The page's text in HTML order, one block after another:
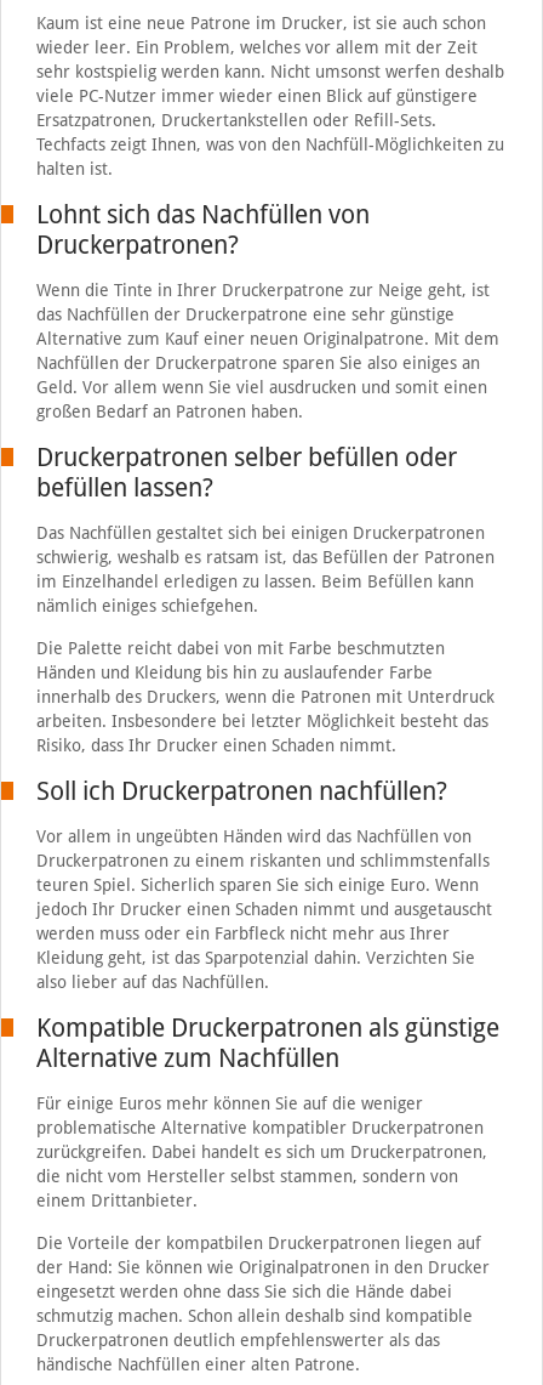
Kaum ist eine neue Patrone im Drucker, ist sie auch schon
wieder leer. Ein Problem, welches vor allem mit der Zeit
sehr kostspielig werden kann. Nicht umsonst werfen deshalb
viele PC-Nutzer immer wieder einen Blick auf günstigere
Ersatzpatronen, Druckertankstellen oder Refill-Sets.
Techfacts zeigt Ihnen, was von den Nachfüll-Möglichkeiten zu
halten ist.
Lohnt sich das Nachfüllen von
Druckerpatronen?
Wenn die Tinte in Ihrer Druckerpatrone zur Neige geht, ist
das Nachfüllen der Druckerpatrone eine sehr günstige
Alternative zum Kauf einer neuen Originalpatrone. Mit dem
Nachfüllen der Druckerpatrone sparen Sie also einiges an
Geld. Vor allem wenn Sie viel ausdrucken und somit einen
großen Bedarf an Patronen haben.
Druckerpatronen selber befüllen oder
befüllen lassen?
Das Nachfüllen gestaltet sich bei einigen Druckerpatronen
schwierig, weshalb es ratsam ist, das Befüllen der Patronen
im Einzelhandel erledigen zu lassen. Beim Befüllen kann
nämlich einiges schiefgehen.
Die Palette reicht dabei von mit Farbe beschmutzten
Händen und Kleidung bis hin zu auslaufender Farbe
innerhalb des Druckers, wenn die Patronen mit Unterdruck
arbeiten. Insbesondere bei letzter Möglichkeit besteht das
Risiko, dass Ihr Drucker einen Schaden nimmt.
Soll ich Druckerpatronen nachfüllen?
Vor allem in ungeübten Händen wird das Nachfüllen von
Druckerpatronen zu einem riskanten und schlimmstenfalls
teuren Spiel. Sicherlich sparen Sie sich einige Euro. Wenn
jedoch Ihr Drucker einen Schaden nimmt und ausgetauscht
werden muss oder ein Farbfleck nicht mehr aus Ihrer
Kleidung geht, ist das Sparpotenzial dahin. Verzichten Sie
also lieber auf das Nachfüllen.
Kompatible Druckerpatronen als günstige
Alternative zum Nachfüllen
Für einige Euros mehr können Sie auf die weniger
problematische Alternative kompatibler Druckerpatronen
zurückgreifen. Dabei handelt es sich um Druckerpatronen,
die nicht vom Hersteller selbst stammen, sondern von
einem Drittanbieter.
Die Vorteile der kompatbilen Druckerpatronen liegen auf
der Hand: Sie können wie Originalpatronen in den Drucker
eingesetzt werden ohne dass Sie sich die Hände dabei
schmutzig machen. Schon allein deshalb sind kompatible
Druckerpatronen deutlich empfehlenswerter als das
händische Nachfüllen einer alten Patrone.